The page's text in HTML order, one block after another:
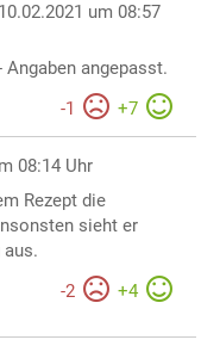
um 08:57
angepasst.
-1 +7
08:14 Uhr
Rezept die
sieht er
-2 +4